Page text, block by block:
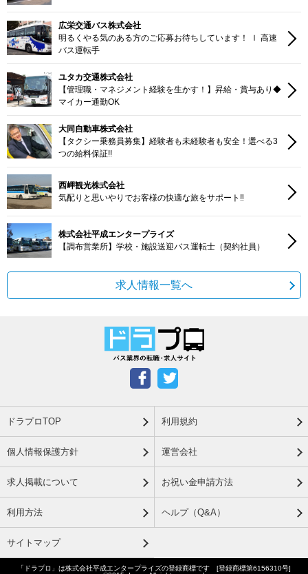
広栄交通バス株式会社
明るくやる気のある方のご応募お待ちしています！ ｌ 高速
バス運転手
ユタカ交通株式会社
【管理職・マネジメント経験を生かす！】昇給・賞与あり◆
マイカー通勤OK
大同自動車株式会社
【タクシー乗務員募集】経験者も未経験者も安全！選べる3
つの給料保証!!
西岬観光株式会社
気配りと思いやりでお客様の快適な旅をサポート‼
株式会社平成エンタープライズ
【調布営業所】学校・施設送迎バス運転士（契約社員）
求人情報一覧へ
ドラプロTOP 利用規約
個人情報保護方針 運営会社
求人掲載について お祝い金申請方法
利用方法 ヘルプ（Q&A）
サイトマップ
「ドラプロ」は株式会社平成エンタープライズの登録商標です [登録商標第6156310号]